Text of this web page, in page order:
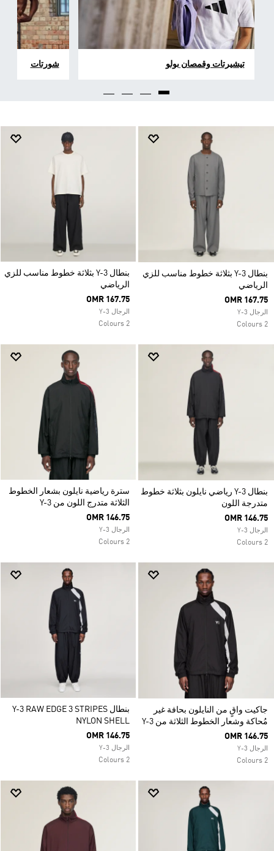
تيشيرتات وقمصان بولو شورتات
بنطال Y-3 بثلاثة خطوط مناسب للزي
الرياضي
OMR 167.75
الرجال Y-3
2 Colours
بنطال Y-3 بثلاثة خطوط مناسب للزي
الرياضي
OMR 167.75
الرجال Y-3
2 Colours
بنطال Y-3 رياضي نايلون بثلاثة خطوط
متدرجة اللون
OMR 146.75
الرجال Y-3
2 Colours
سترة رياضية نايلون بشعار الخطوط
الثلاثة متدرج اللون من Y-3
OMR 146.75
الرجال Y-3
2 Colours
جاكيت واقٍ من النايلون بحافة غير
مُحاكة وشعار الخطوط الثلاثة من Y-3
OMR 146.75
الرجال Y-3
2 Colours
بنطال Y-3 RAW EDGE 3 STRIPES
NYLON SHELL
OMR 146.75
الرجال Y-3
2 Colours